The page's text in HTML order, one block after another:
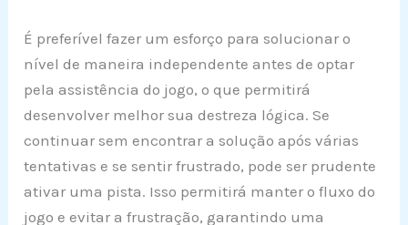
É preferível fazer um esforço para solucionar o
nível de maneira independente antes de optar
pela assistência do jogo, o que permitirá
desenvolver melhor sua destreza lógica. Se
continuar sem encontrar a solução após várias
tentativas e se sentir frustrado, pode ser prudente
ativar uma pista. Isso permitirá manter o fluxo do
jogo e evitar a frustração, garantindo uma